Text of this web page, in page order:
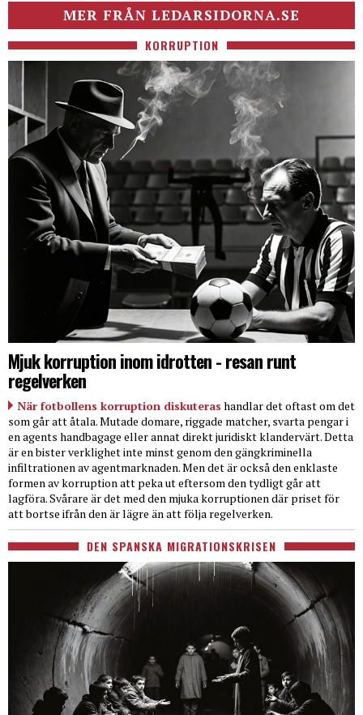
MER FRÅN LEDARSIDORNA.SE
KORRUPTION
Mjuk korruption inom idrotten - resan runt
regelverken
När fotbollens korruption diskuteras handlar det oftast om det
som går att åtala. Mutade domare, riggade matcher, svarta pengar i
en agents handbagage eller annat direkt juridiskt klandervärt. Detta
är en bister verklighet inte minst genom den gängkriminella
infiltrationen av agentmarknaden. Men det är också den enklaste
formen av korruption att peka ut eftersom den tydligt går att
lagföra. Svårare är det med den mjuka korruptionen där priset för
att bortse ifrån den är lägre än att följa regelverken.
DEN SPANSKA MIGRATIONSKRISEN